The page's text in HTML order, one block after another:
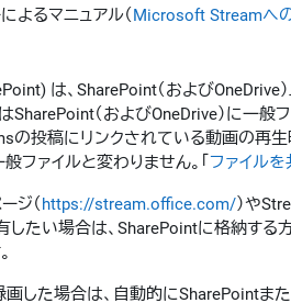
よるマニュアル（Microsoft Streamへ
は、SharePoint（およびOneDrive
SharePoint（およびOneDrive）に一般
の投稿にリンクされている動画の再
ファイルと変わりません。「 ファイル
ジ（https://stream.office.com/）や
したい場合は、SharePointに格納す
した場合は、自動的にSharePointまた